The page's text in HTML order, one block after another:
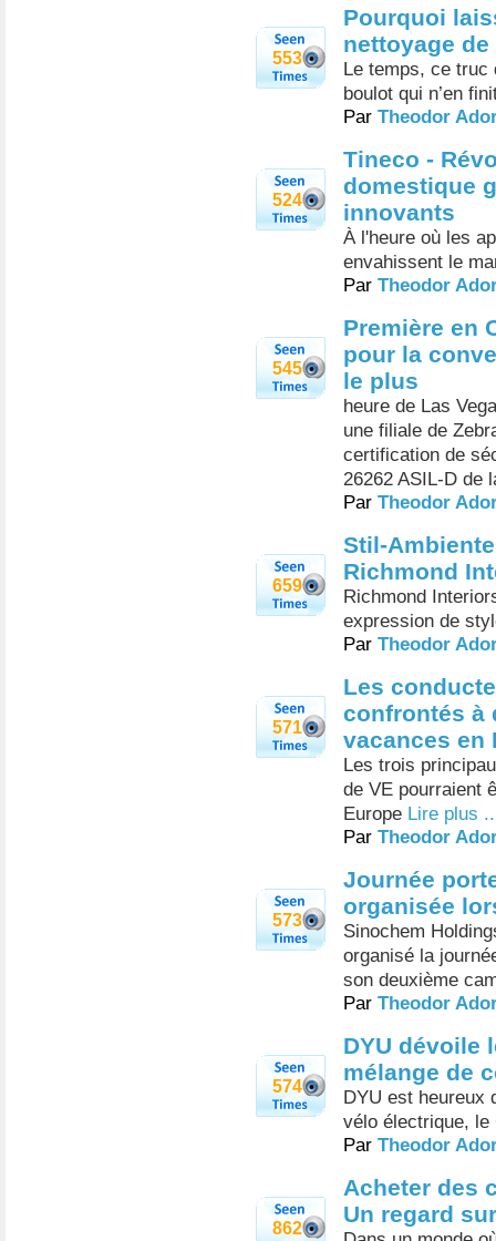
553
Pourquoi
nettoyage
Le temps, ce truc
boulot qui n’en
Par Theodor
524
Tineco -
domestique
innovants
À l'heure où les
envahissent le
Par Theodor
545
Première en
pour la
le plus
heure de Las
une filiale de
certification de
26262 ASIL-D de
Par Theodor
659
Stil-
Richmond
Richmond
expression de
Par Theodor
571
Les
confrontés à
vacances en
Les trois
de VE pourraient
Europe Lire plus
Par Theodor
573
Journée
organisée
Sinochem
organisé la
son deuxième
Par Theodor
574
DYU dévoile
mélange de
DYU est heureux
vélo électrique, le
Par Theodor
862
Acheter des
Un regard